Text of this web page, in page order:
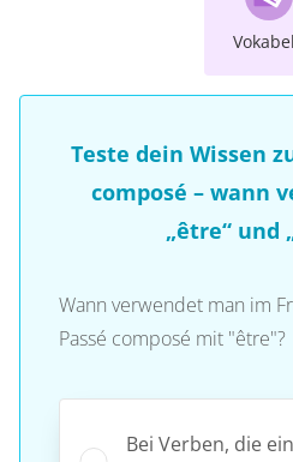
Teste dein Wissen
composé – wann
„être“ und
Wann verwendet man im
Passé composé mit "être"?
Bei Verben, die